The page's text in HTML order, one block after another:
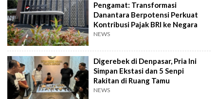
Pengamat: Transformasi
Danantara Berpotensi Perkuat
Kontribusi Pajak BRI ke Negara
NEWS
Digerebek di Denpasar, Pria Ini
Simpan Ekstasi dan 5 Senpi
Rakitan di Ruang Tamu
NEWS